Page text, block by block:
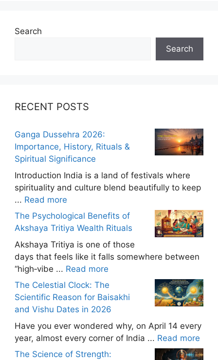
Search
Search
RECENT POSTS
Ganga Dussehra 2026:
Importance, History, Rituals &
Spiritual Significance
Introduction India is a land of festivals where
spirituality and culture blend beautifully to keep
... Read more
The Psychological Benefits of
Akshaya Tritiya Wealth Rituals
Akshaya Tritiya is one of those
days that feels like it falls somewhere between
“high‑vibe ... Read more
The Celestial Clock: The
Scientific Reason for Baisakhi
and Vishu Dates in 2026
Have you ever wondered why, on April 14 every
year, almost every corner of India ... Read more
The Science of Strength: